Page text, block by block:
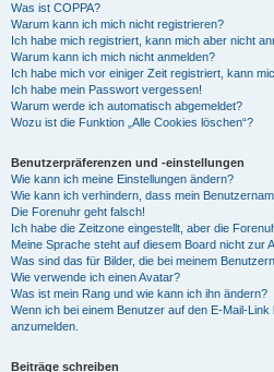
Was ist COPPA?
Warum kann ich mich nicht registrieren?
Ich habe mich registriert, kann mich aber nicht
Warum kann ich mich nicht anmelden?
Ich habe mich vor einiger Zeit registriert, kann
Ich habe mein Passwort vergessen!
Warum werde ich automatisch abgemeldet?
Wozu ist die Funktion „Alle Cookies löschen“?
Benutzerpräferenzen und -einstellungen
Wie kann ich meine Einstellungen ändern?
Wie kann ich verhindern, dass mein
Die Forenuhr geht falsch!
Ich habe die Zeitzone eingestellt, aber die
Meine Sprache steht auf diesem Board nicht zur
Was sind das für Bilder, die bei meinem
Wie verwende ich einen Avatar?
Was ist mein Rang und wie kann ich ihn ändern?
Wenn ich bei einem Benutzer auf den E-Mail-
anzumelden.
Beiträge schreiben